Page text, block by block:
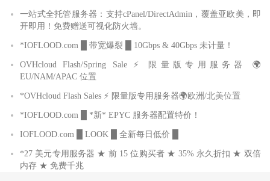
一站式全托管服务器：支持cPanel/DirectAdmin，覆盖亚欧美，即
开即用！免费赠送可视化防火墙。
*IOFLOOD.com █ 带宽爆裂 █ 10Gbps & 40Gbps 未计量！
OVHcloud Flash/Spring Sale ⚡ 限量版专用服务器 🌍
EU/NAM/APAC 位置
*OVHcloud Flash Sales ⚡ 限量版专用服务器🌍欧洲/北美位置
*IOFLOOD.com █ *新* EPYC 服务器配置特价！
IOFLOOD.com █ LOOK █ 全新每日低价 █
*27 美元专用服务器 ★ 前 15 位购买者 ★ 35% 永久折扣 ★ 双倍
内存 ★ 免费千兆